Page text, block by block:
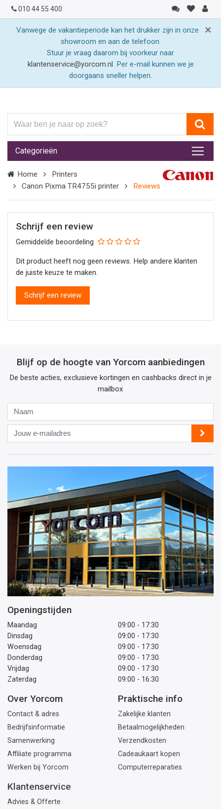
010 44 55 400
×
Vanwege de vakantieperiode kan het drukker zijn in onze
showroom en aan de telefoon.
Stuur je vraag daarom bij voorkeur naar
klantenservice@yorcom.nl. Per e-mail kunnen we je
doorgaans sneller helpen.
ben
je
naar
op
zoek?
Categorieën
Home
Printers
Canon Pixma TR4755i printer
Reviews
Schrijf een review
Gemiddelde beoordeling
Dit product heeft nog geen reviews. Help andere klanten
de juiste keuze te maken.
Schrijf een review
Blijf op de hoogte van Yorcom aanbiedingen
De beste acties, exclusieve kortingen en cashbacks direct in je
mailbox
Jouw
e-
mailadres
Openingstijden
Maandag
09:00 - 17:30
Dinsdag
09:00 - 17:30
Woensdag
09:00 - 17:30
Donderdag
09:00 - 17:30
Vrijdag
09:00 - 17:30
Zaterdag
09:00 - 16:30
Over Yorcom
Contact & adres
Bedrijfsinformatie
Samenwerking
Affiliate programma
Werken bij Yorcom
Praktische info
Zakelijke klanten
Betaalmogelijkheden
Verzendkosten
Cadeaukaart kopen
Computerreparaties
Klantenservice
Advies & Offerte